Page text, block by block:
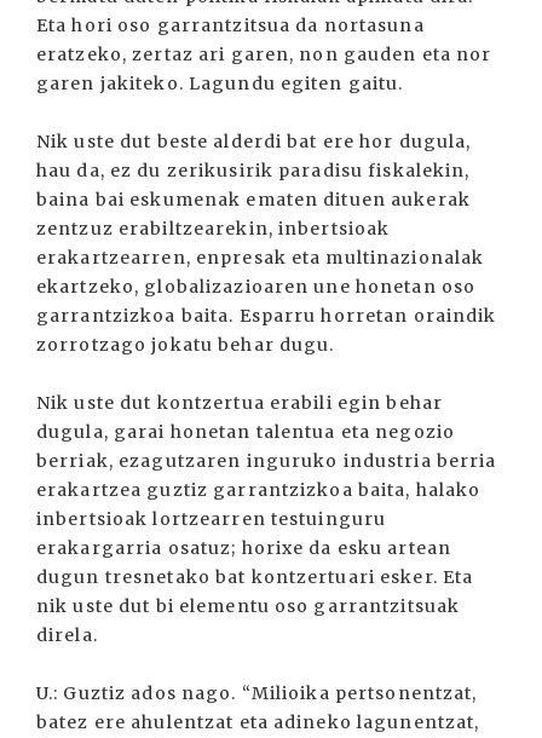
Eta hori oso garrantzitsua da nortasuna
eratzeko, zertaz ari garen, non gauden eta nor
garen jakiteko. Lagundu egiten gaitu.
Nik uste dut beste alderdi bat ere hor dugula,
hau da, ez du zerikusirik paradisu fiskalekin,
baina bai eskumenak ematen dituen aukerak
zentzuz erabiltzearekin, inbertsioak
erakartzearren, enpresak eta multinazionalak
ekartzeko, globalizazioaren une honetan oso
garrantzizkoa baita. Esparru horretan oraindik
zorrotzago jokatu behar dugu.
Nik uste dut kontzertua erabili egin behar
dugula, garai honetan talentua eta negozio
berriak, ezagutzaren inguruko industria berria
erakartzea guztiz garrantzizkoa baita, halako
inbertsioak lortzearren testuinguru
erakargarria osatuz; horixe da esku artean
dugun tresnetako bat kontzertuari esker. Eta
nik uste dut bi elementu oso garrantzitsuak
direla.
U.: Guztiz ados nago. “Milioika pertsonentzat,
batez ere ahulentzat eta adineko lagunentzat,